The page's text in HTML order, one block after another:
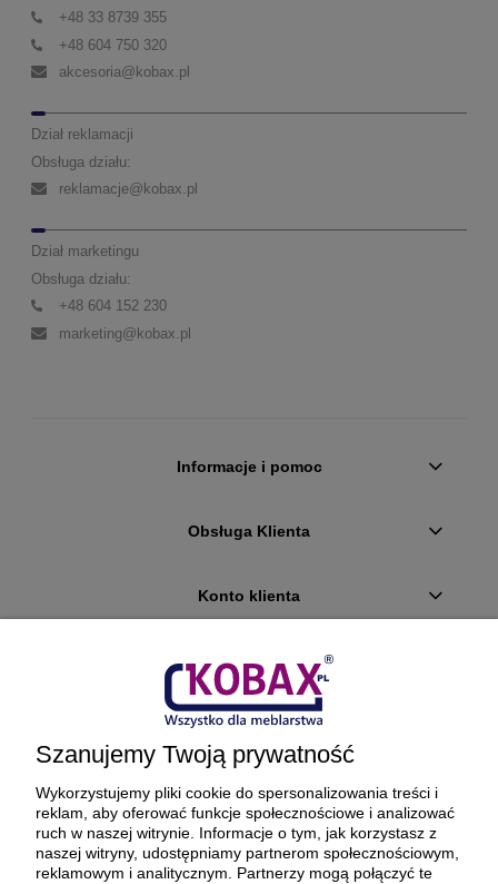
+48 33 8739 355
+48 604 750 320
akcesoria@kobax.pl
Dział reklamacji
Obsługa działu:
reklamacje@kobax.pl
Dział marketingu
Obsługa działu:
+48 604 152 230
marketing@kobax.pl
Informacje i pomoc
Obsługa Klienta
Konto klienta
Płatności i dostawa
Ciekawostki
O firmie
BEZPIECZNE PŁATNOŚCI ORAZ DOSTAWA
Szanujemy Twoją prywatność
Wykorzystujemy pliki cookie do spersonalizowania treści i
reklam, aby oferować funkcje społecznościowe i analizować
ruch w naszej witrynie. Informacje o tym, jak korzystasz z
naszej witryny, udostępniamy partnerom społecznościowym,
reklamowym i analitycznym. Partnerzy mogą połączyć te